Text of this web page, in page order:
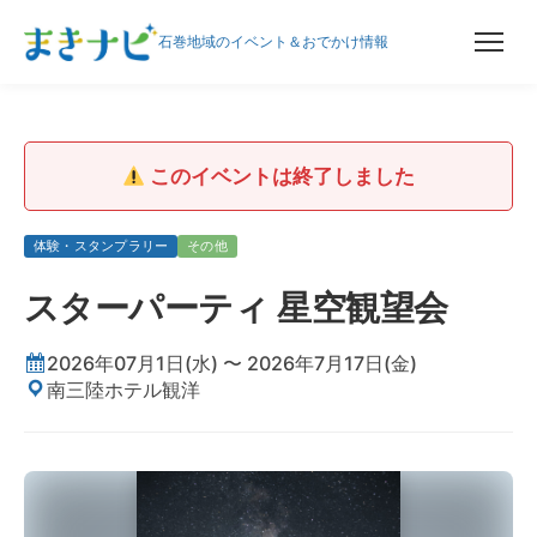
石巻地域のイベント＆おでかけ情報
このイベントは終了しました
体験・スタンプラリー その他
スターパーティ 星空観望会
2026年07月1日(水) 〜 2026年7月17日(金)
南三陸ホテル観洋